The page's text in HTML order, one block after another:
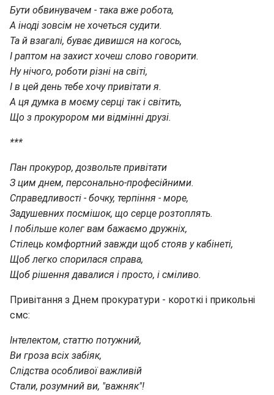
Бути обвинувачем - така вже робота,
А іноді зовсім не хочеться судити.
Та й взагалі, буває дивишся на когось,
І раптом на захист хочеш слово говорити.
Ну нічого, роботи різні на світі,
І в цей день тебе хочу привітати я.
А ця думка в моєму серці так і світить,
Що з прокурором ми відмінні друзі.
***
Пан прокурор, дозвольте привітати
З цим днем, персонально-професійними.
Справедливості - бочку, терпіння - море,
Задушевних посмішок, що серце розтоплять.
І побільше колег вам бажаємо дружніх,
Стілець комфортний завжди щоб ​​стояв у кабінеті,
Щоб легко спорилася справа,
Щоб рішення давалися і просто, і сміливо.
Привітання з Днем прокуратури - короткі і прикольні
смс:
Інтелектом, статтю потужний,
Ви гроза всіх забіяк,
Слідства особливої важливій
Стали, розумний ви, "важняк"!